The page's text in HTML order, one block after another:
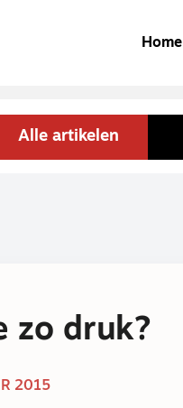
Home
Alle artikelen
zo druk?
2015